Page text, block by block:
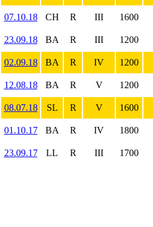
07.10.18 CH R III 1600
23.09.18 BA R III 1200
02.09.18 BA R IV 1200
12.08.18 BA R V 1200
08.07.18 SL R V 1600
01.10.17 BA R IV 1800
23.09.17 LL R III 1700